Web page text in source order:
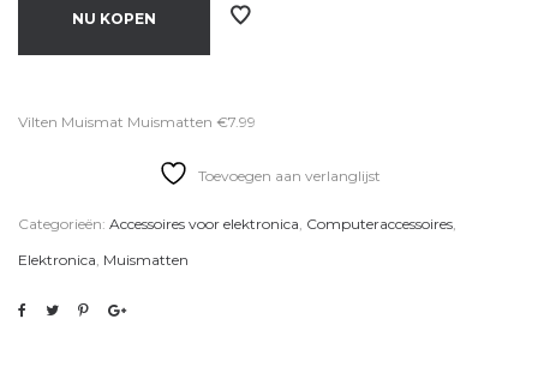
NU KOPEN
Vilten Muismat Muismatten €7.99
Toevoegen aan verlanglijst
Categorieën: Accessoires voor elektronica, Computeraccessoires,
Elektronica, Muismatten